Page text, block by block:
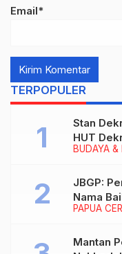
Email*
TERPOPULER
BUDAYA &
Stan
HUT
PAPUA
JBGP:
Nama
Mantan